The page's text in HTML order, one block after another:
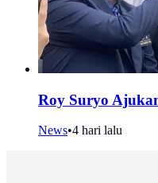
Roy Suryo
News•4 hari lalu